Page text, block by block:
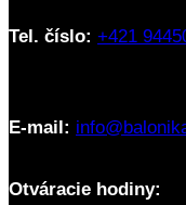
Tel. číslo: +421
E-mail:
Otváracie hodiny: